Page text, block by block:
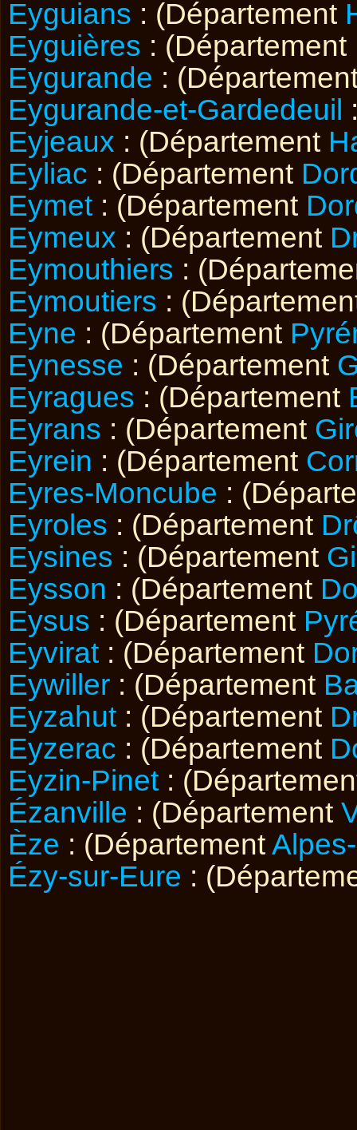
Eyguians : (Département
Eyguières : (Département
Eygurande :
Eygurande-et-Gardedeuil
Eyjeaux : (Département
Eyliac : (Département
Eymet : (Département
Eymeux : (Département
Eymouthiers :
Eymoutiers :
Eyne : (Département
Eynesse : (Département
Eyragues : (Département
Eyrans : (Département
Eyrein : (Département
Eyres-Moncube :
Eyroles : (Département
Eysines : (Département
Eysson : (Département
Eysus : (Département
Eyvirat : (Département
Eywiller : (Département
Eyzahut : (Département
Eyzerac : (Département
Eyzin-Pinet :
Ézanville : (Département
Èze : (Département
Ézy-sur-Eure :